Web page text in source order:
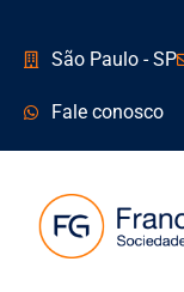
São Paulo - SP
Fale conosco